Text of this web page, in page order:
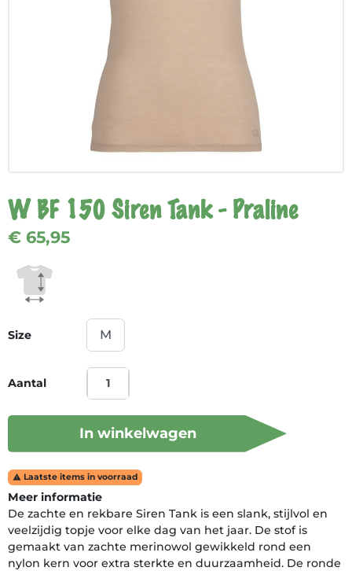
W BF 150 Siren Tank - Praline
€ 65,95
Size
Aantal
In winkelwagen
 Laatste items in voorraad
Meer informatie
De zachte en rekbare Siren Tank is een slank, stijlvol en
veelzijdig topje voor elke dag van het jaar. De stof is
gemaakt van zachte merinowol gewikkeld rond een
nylon kern voor extra sterkte en duurzaamheid. De ronde